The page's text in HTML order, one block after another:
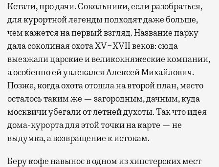
Кстати, про дачи. Сокольники, если разобраться,
для курортной легенды подходят даже больше,
чем кажется на первый взгляд. Название парку
дала соколиная охота XV−XVII веков: сюда
выезжали царские и великокняжеские компании,
а особенно ей увлекался Алексей Михайлович.
Позже, когда охота отошла на второй план, место
осталось таким же — загородным, дачным, куда
москвичи убегали от летней духоты. Так что идея
дома-курорта для этой точки на карте — не
выдумка, а возвращение к истокам.
Беру кофе навынос в одном из хипстерских мест